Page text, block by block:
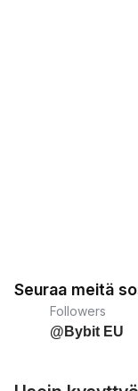
Seuraa meitä
Followers
@Bybit EU